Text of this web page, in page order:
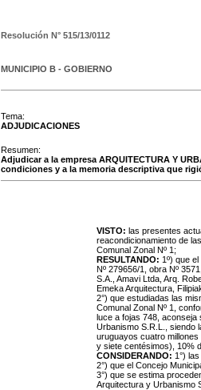
Resolución N° 515/13/0112
MUNICIPIO B - GOBIERNO
Tema:
ADJUDICACIONES
Resumen:
Adjudicar a la empresa ARQUITECTURA Y
condiciones y a la memoria descriptiva que
VISTO: las presentes
reacondicionamiento de
Comunal Zonal Nº 1;
RESULTANDO: 1º) que
Nº 279656/1, obra Nº
S.A., Amavi Ltda, Arq.
Emeka Arquitectura,
2°) que estudiadas las
Comunal Zonal Nº 1,
luce a fojas 748, aconseja
Urbanismo S.R.L., siendo
uruguayos cuatro
y siete centésimos), 10%
CONSIDERANDO: 1°)
2°) que el Concejo
3°) que se estima
Arquitectura y Urbanismo